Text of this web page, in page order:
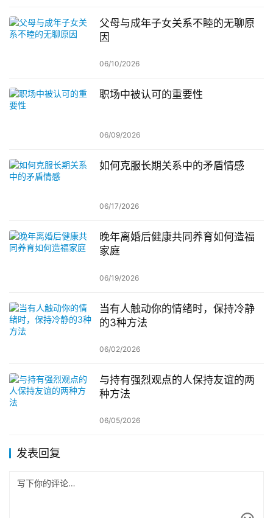
父母与成年子女关系不睦的无聊原
因
06/10/2026
职场中被认可的重要性
06/09/2026
如何克服长期关系中的矛盾情感
06/17/2026
晚年离婚后健康共同养育如何造福
家庭
06/19/2026
当有人触动你的情绪时，保持冷静
的3种方法
06/02/2026
与持有强烈观点的人保持友谊的两
种方法
06/05/2026
发表回复